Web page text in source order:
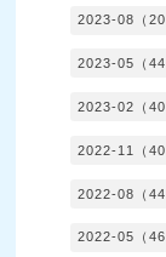
2023-08（20
2023-05（44
2023-02（40
2022-11（40
2022-08（44
2022-05（46